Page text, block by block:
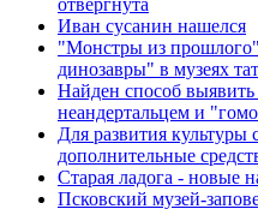
отвергнута
Иван сусанин нашелся
"Монстры из
динозавры" в музеях
Найден способ
неандертальцем и
Для развития культуры
дополнительные
Старая ладога - новые
Псковский музей-